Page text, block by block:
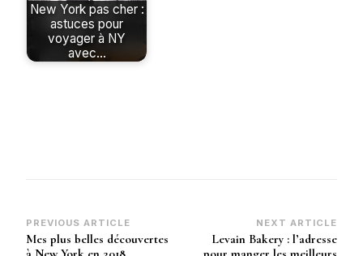
New York pas cher :
astuces pour
voyager à NY
avec…
Post
PREVIOUS ARTICLE
Mes plus belles découvertes
NEXT ARTICLE
Levain Bakery : l’adresse